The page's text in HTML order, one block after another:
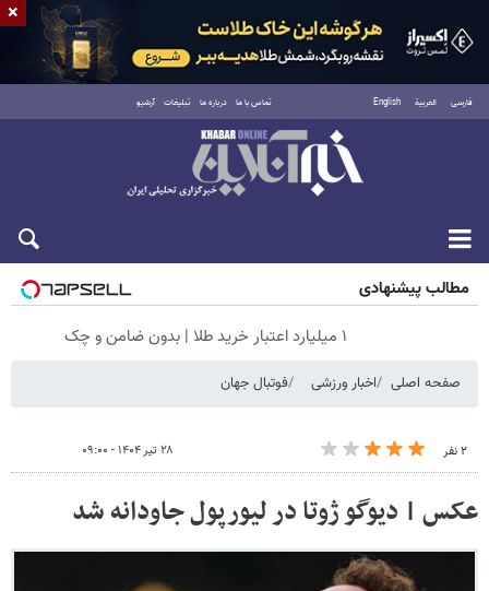
فارسی العربية English تماس با ما درباره ما تبلیغات آرشیو
جمعه ۱۶ مرداد ۱۴۰۵
مطالب پیشنهادی
۱ میلیارد اعتبار خرید طلا | بدون ضامن و چک
صفحه اصلی اخبار ورزشی فوتبال جهان
۲ نفر ۲۸ تیر ۱۴۰۴ - ۰۹:۰۰
عکس | دیوگو ژوتا در لیورپول جاودانه شد
×